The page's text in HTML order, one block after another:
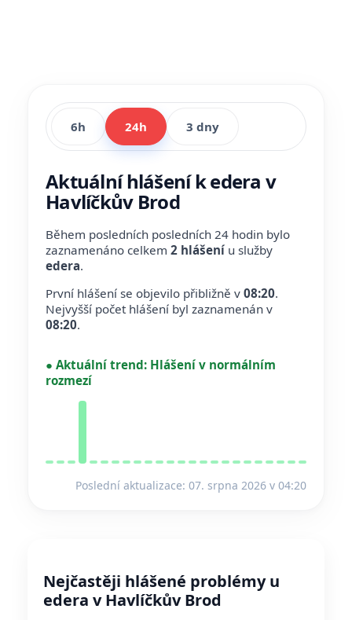
6h 24h 3 dny
Aktuální hlášení k edera v
Havlíčkův Brod
Během posledních posledních 24 hodin bylo
zaznamenáno celkem 2 hlášení u služby
edera.
První hlášení se objevilo přibližně v 08:20.
Nejvyšší počet hlášení byl zaznamenán v
08:20.
● Aktuální trend: Hlášení v normálním
rozmezí
Poslední aktualizace: 07. srpna 2026 v 04:20
Nejčastěji hlášené problémy u
edera v Havlíčkův Brod